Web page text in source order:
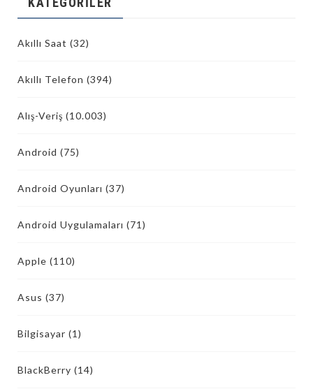
Akıllı Saat (32)
Akıllı Telefon (394)
Alış-Veriş (10.003)
Android (75)
Android Oyunları (37)
Android Uygulamaları (71)
Apple (110)
Asus (37)
Bilgisayar (1)
BlackBerry (14)